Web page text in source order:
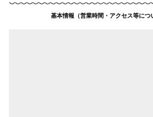
基本情報（営業時間・アクセス等につ